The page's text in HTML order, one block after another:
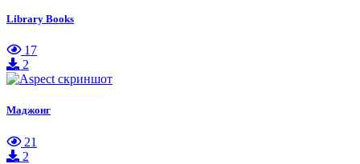
Library Books
17
2
Маджонг
21
2